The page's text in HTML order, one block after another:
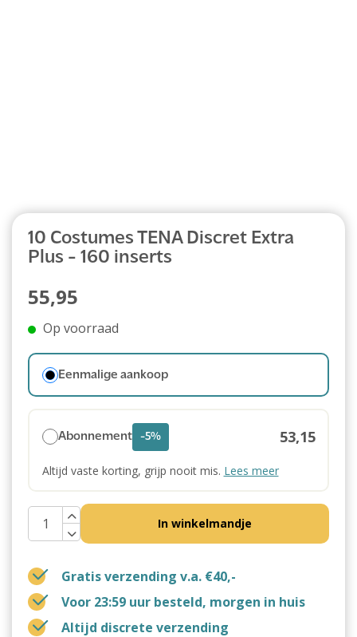
10 Costumes TENA Discret Extra
Plus - 160 inserts
55,95
Op voorraad
Eenmalige aankoop
Abonnement -5% 53,15
Altijd vaste korting, grijp nooit mis. Lees meer
In winkelmandje
Gratis verzending v.a. €40,-
Voor 23:59 uur besteld, morgen in huis
Altijd discrete verzending